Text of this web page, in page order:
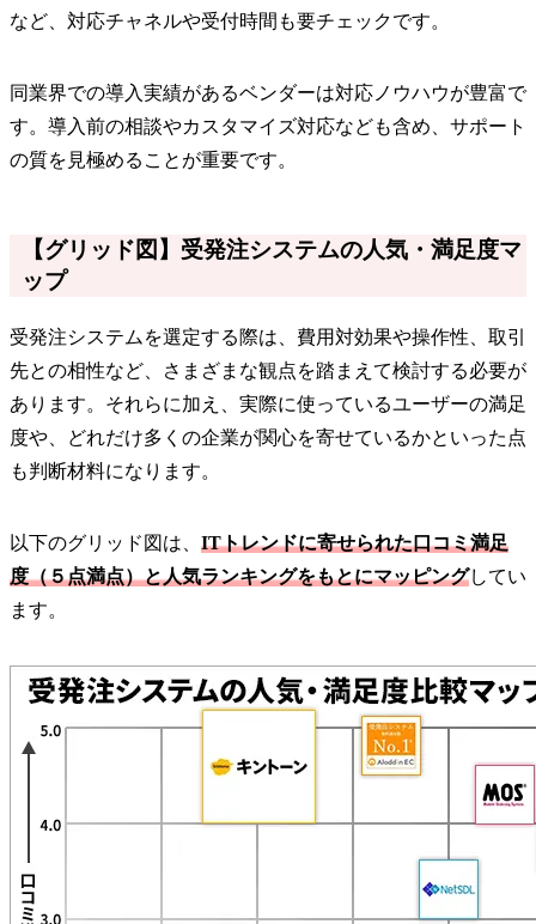
など、対応チャネルや受付時間も要チェックです。
同業界での導入実績があるベンダーは対応ノウハウが豊富で
す。導入前の相談やカスタマイズ対応なども含め、サポート
の質を見極めることが重要です。
【グリッド図】受発注システムの人気・満足度マ
ップ
受発注システムを選定する際は、費用対効果や操作性、取引
先との相性など、さまざまな観点を踏まえて検討する必要が
あります。それらに加え、実際に使っているユーザーの満足
度や、どれだけ多くの企業が関心を寄せているかといった点
も判断材料になります。
以下のグリッド図は、 ITトレンドに寄せられた口コミ満足
度（５点満点）と人気ランキングをもとにマッピングしてい
ます。